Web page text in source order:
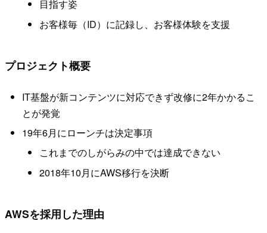
目指す姿
お客様毎（ID）に記録し、お客様体験を支援
プロジェクト概要
IT基盤が新コンテンツに対応できず改修に2年かかるこ
とが発覚
19年6月にローンチは決定事項
これまでのしがらみの中では達成できない
2018年10月にAWS移行を決断
AWSを採用した理由